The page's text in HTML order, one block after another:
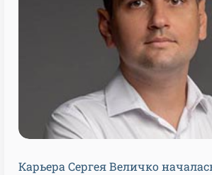
Карьера Сергея Величко